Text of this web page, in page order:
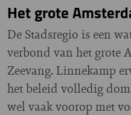
Het grote
De Stadsregio is een
verbond van het grote
Zeevang. Linnekamp
het beleid volledig
wel vaak voorop met